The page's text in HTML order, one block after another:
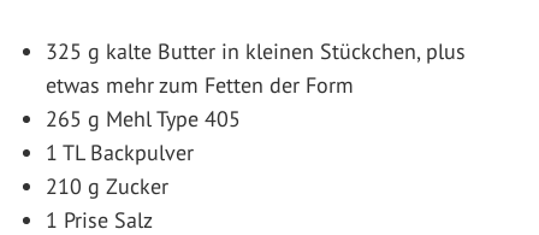
325 g kalte Butter in kleinen Stückchen, plus
etwas mehr zum Fetten der Form
265 g Mehl Type 405
1 TL Backpulver
210 g Zucker
1 Prise Salz